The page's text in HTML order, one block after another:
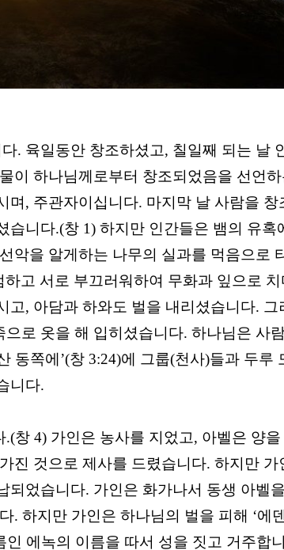
. 육일동안 창조하셨고, 칠일째 되는 날
이 하나님께로부터 창조되었음을 선언하
며 , 주관자이십니다. 마지막 날 사람을 창
습니다.(창 1) 하지만 인간들은 뱀의 유혹
악을 알게하는 나무의 실과를 먹음으로
고 서로 부끄러워하여 무화과 잎으로 치
고, 아담과 하와도 벌을 내리셨습니다. 그
로 옷을 해 입히셨습니다. 하나님은 사
동쪽에 ’(창 3:24)에 그룹(천사)들과 두루
니다.
.(창 4) 가인은 농사를 지었고, 아벨은 양을
진 것으로 제사를 드렸습니다. 하지만 가
되었습니다. 가인은 화가나서 동생 아벨
. 하지만 가인은 하나님의 벌을 피해 ‘에
인 에녹의 이름을 따서 성을 짓고 거주합